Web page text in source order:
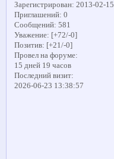
Зарегистрирован: 2013-02-15
Приглашений: 0
Сообщений: 581
Уважение: [+72/-0]
Позитив: [+21/-0]
Провел на форуме:
15 дней 19 часов
Последний визит:
2026-06-23 13:38:57